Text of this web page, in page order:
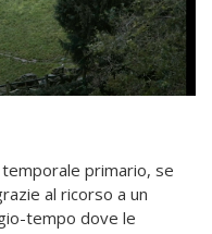
primario, se
al ricorso a un
tempo dove le